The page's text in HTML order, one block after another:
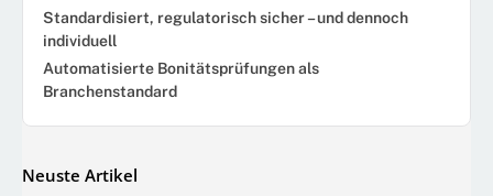
Standardisiert, regulatorisch sicher – und dennoch
individuell
Automatisierte Bonitätsprüfungen als
Branchenstandard
Neuste Artikel